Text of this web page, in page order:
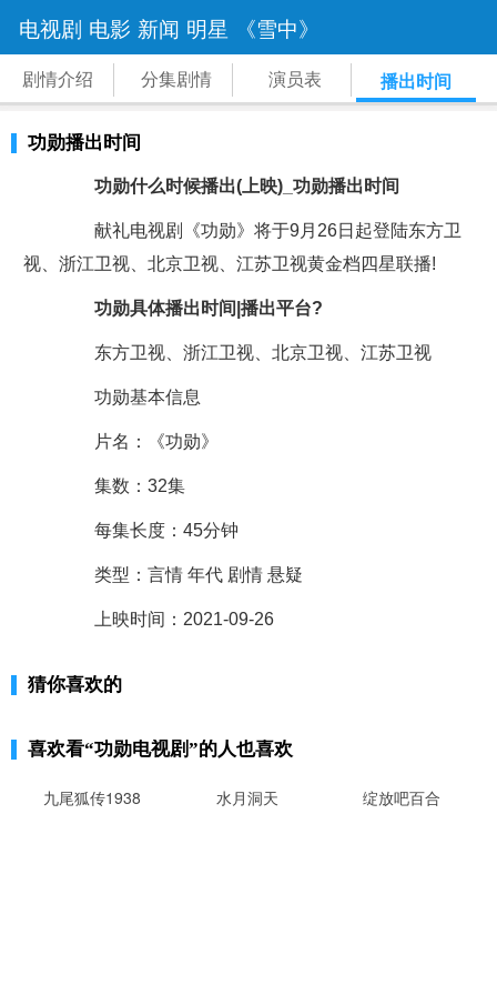
电视剧 电影 新闻 明星 《雪中》
剧情介绍 分集剧情 演员表 播出时间
功勋播出时间
功勋什么时候播出(上映)_功勋播出时间
献礼电视剧《功勋》将于9月26日起登陆东方卫
视、浙江卫视、北京卫视、江苏卫视黄金档四星联播!
功勋具体播出时间|播出平台?
东方卫视、浙江卫视、北京卫视、江苏卫视
功勋基本信息
片名：《功勋》
集数：32集
每集长度：45分钟
类型：言情 年代 剧情 悬疑
上映时间：2021-09-26
猜你喜欢的
喜欢看“功勋电视剧”的人也喜欢
九尾狐传1938 水月洞天 绽放吧百合